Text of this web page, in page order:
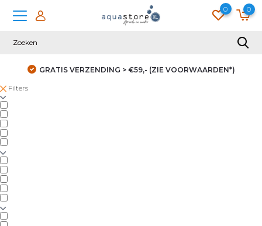
0 0
GRATIS VERZENDING > €59,- (ZIE VOORWAARDEN*)
Filters